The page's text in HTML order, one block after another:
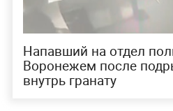
Напавший на отдел
Воронежем после
внутрь гранату